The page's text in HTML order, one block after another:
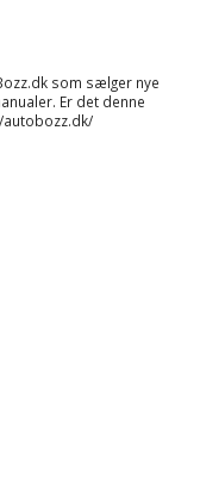
som sælger nye
. Er det denne